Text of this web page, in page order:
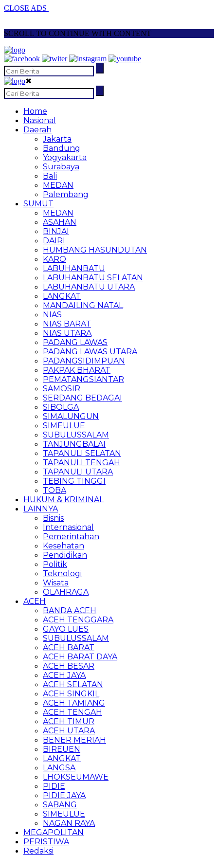
CLOSE ADS
SCROLL TO CONTINUE WITH CONTENT
✖
Home
Nasional
Daerah
Jakarta
Bandung
Yogyakarta
Surabaya
Bali
MEDAN
Palembang
SUMUT
MEDAN
ASAHAN
BINJAI
DAIRI
HUMBANG HASUNDUTAN
KARO
LABUHANBATU
LABUHANBATU SELATAN
LABUHANBATU UTARA
LANGKAT
MANDAILING NATAL
NIAS
NIAS BARAT
NIAS UTARA
PADANG LAWAS
PADANG LAWAS UTARA
PADANGSIDIMPUAN
PAKPAK BHARAT
PEMATANGSIANTAR
SAMOSIR
SERDANG BEDAGAI
SIBOLGA
SIMALUNGUN
SIMEULUE
SUBULUSSALAM
TANJUNGBALAI
TAPANULI SELATAN
TAPANULI TENGAH
TAPANULI UTARA
TEBING TINGGI
TOBA
HUKUM & KRIMINAL
LAINNYA
Bisnis
Internasional
Pemerintahan
Kesehatan
Pendidikan
Politik
Teknologi
Wisata
OLAHRAGA
ACEH
BANDA ACEH
ACEH TENGGARA
GAYO LUES
SUBULUSSALAM
ACEH BARAT
ACEH BARAT DAYA
ACEH BESAR
ACEH JAYA
ACEH SELATAN
ACEH SINGKIL
ACEH TAMIANG
ACEH TENGAH
ACEH TIMUR
ACEH UTARA
BENER MERIAH
BIREUEN
LANGKAT
LANGSA
LHOKSEUMAWE
PIDIE
PIDIE JAYA
SABANG
SIMEULUE
NAGAN RAYA
MEGAPOLITAN
PERISTIWA
Redaksi